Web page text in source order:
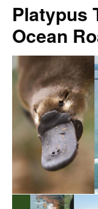
Platypus
Ocean